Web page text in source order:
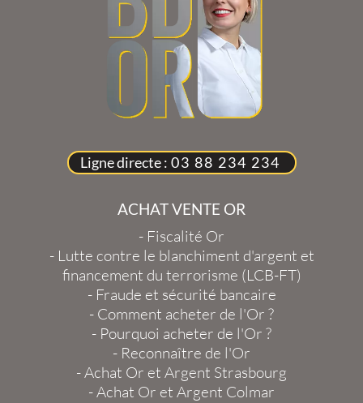
Ligne directe : 03 88 234 234
ACHAT VENTE OR
- Fiscalité Or
- Lutte contre le blanchiment d'argent et
financement du terrorisme (LCB-FT)
- Fraude et sécurité bancaire
- Comment acheter de l'Or ?
- Pourquoi acheter de l'Or ?
- Reconnaître de l'Or
-Achat Or et Argent Strasbourg
-Achat Or et Argent Colmar